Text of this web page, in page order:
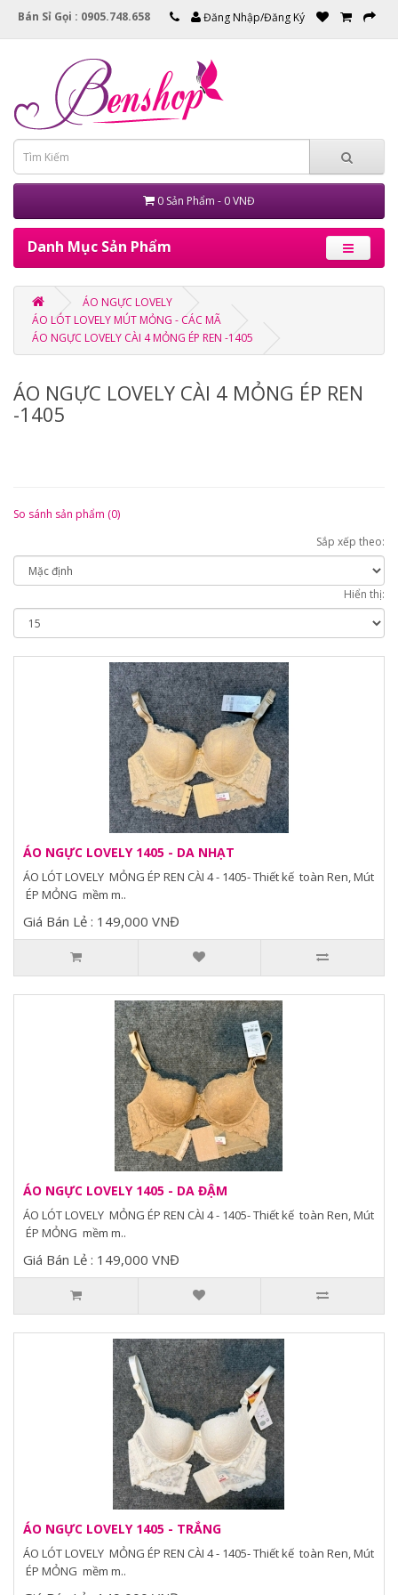
Bán Sỉ Gọi : 0905.748.658 Đăng Nhập/Đăng Ký
0 Sản Phẩm - 0 VNĐ
Danh Mục Sản Phẩm
ÁO NGỰC LOVELY
ÁO LÓT LOVELY MÚT MỎNG - CÁC MÃ
ÁO NGỰC LOVELY CÀI 4 MỎNG ÉP REN -1405
ÁO NGỰC LOVELY CÀI 4 MỎNG ÉP REN
-1405
So sánh sản phẩm (0)
Sắp xếp theo:
Hiển thị:
ÁO NGỰC LOVELY 1405 - DA NHẠT
ÁO LÓT LOVELY MỎNG ÉP REN CÀI 4 - 1405- Thiết kế toàn Ren, Mút
ÉP MỎNG mềm m..
Giá Bán Lẻ : 149,000 VNĐ
ÁO NGỰC LOVELY 1405 - DA ĐẬM
ÁO LÓT LOVELY MỎNG ÉP REN CÀI 4 - 1405- Thiết kế toàn Ren, Mút
ÉP MỎNG mềm m..
Giá Bán Lẻ : 149,000 VNĐ
ÁO NGỰC LOVELY 1405 - TRẮNG
ÁO LÓT LOVELY MỎNG ÉP REN CÀI 4 - 1405- Thiết kế toàn Ren, Mút
ÉP MỎNG mềm m..